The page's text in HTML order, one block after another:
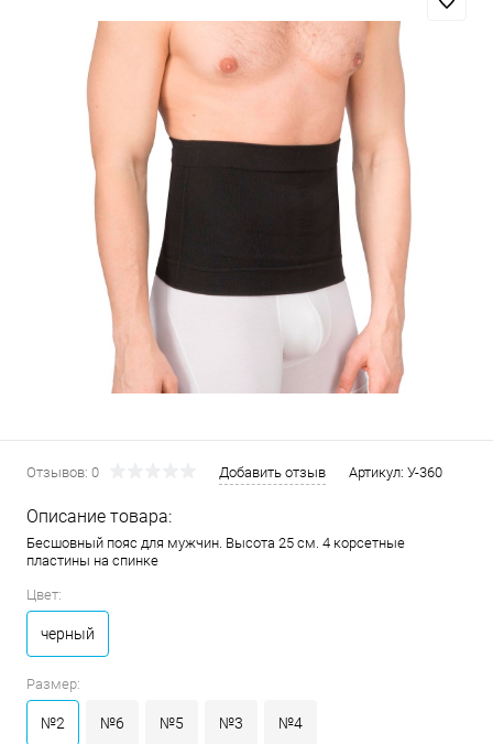
Отзывов: 0 Добавить отзыв Артикул: У-360
Описание товара:
Бесшовный пояс для мужчин. Высота 25 см. 4 корсетные
пластины на спинке
Цвет:
черный
Размер:
№2 №6 №5 №3 №4